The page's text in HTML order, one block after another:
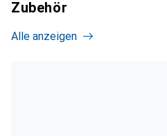
Zubehör
Alle anzeigen